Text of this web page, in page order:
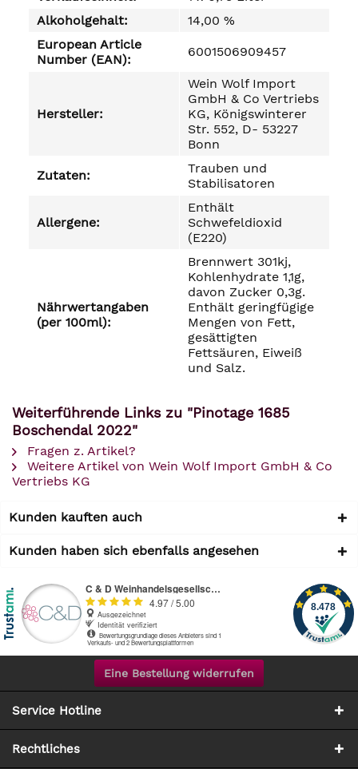
Alkoholgehalt:
14,00 %
European Article
Number (EAN):
6001506909457
Hersteller:
Wein Wolf Import
GmbH & Co Vertriebs
KG, Königswinterer
Str. 552, D- 53227
Bonn
Zutaten:
Trauben und
Stabilisatoren
Allergene:
Enthält
Schwefeldioxid
(E220)
Nährwertangaben
(per 100ml):
Brennwert 301kj,
Kohlenhydrate 1,1g,
davon Zucker 0,3g.
Enthält geringfügige
Mengen von Fett,
gesättigten
Fettsäuren, Eiweiß
und Salz.
Weiterführende Links zu "Pinotage 1685
Boschendal 2022"
Fragen z. Artikel?
Weitere Artikel von Wein Wolf Import GmbH & Co
Vertriebs KG
Kunden kauften auch
Kunden haben sich ebenfalls angesehen
Eine Bestellung widerrufen
Service Hotline
Rechtliches